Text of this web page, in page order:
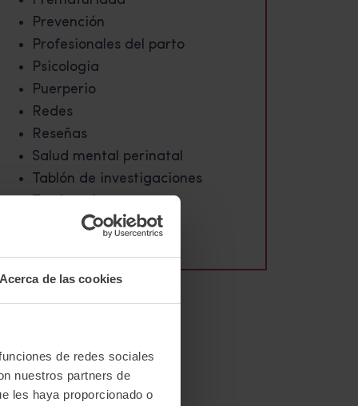
Acerca de las cookies
de redes sociales
nuestros partners de
les haya proporcionado o
Prevención
Profesionales del parto
Psicologia
Puerperio
Redes
Reseñas
Salud mental perinatal
Tablón de investigaciones
Violencia obstétrica